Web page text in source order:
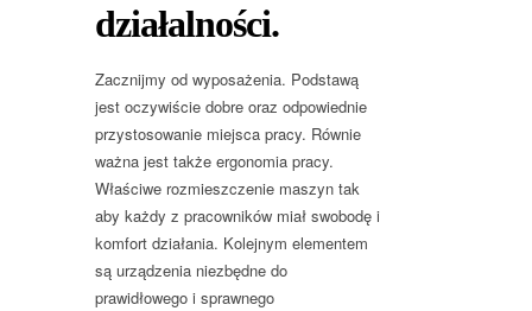
działalności.
Zacznijmy od wyposażenia. Podstawą
jest oczywiście dobre oraz odpowiednie
przystosowanie miejsca pracy. Równie
ważna jest także ergonomia pracy.
Właściwe rozmieszczenie maszyn tak
aby każdy z pracowników miał swobodę i
komfort działania. Kolejnym elementem
są urządzenia niezbędne do
prawidłowego i sprawnego